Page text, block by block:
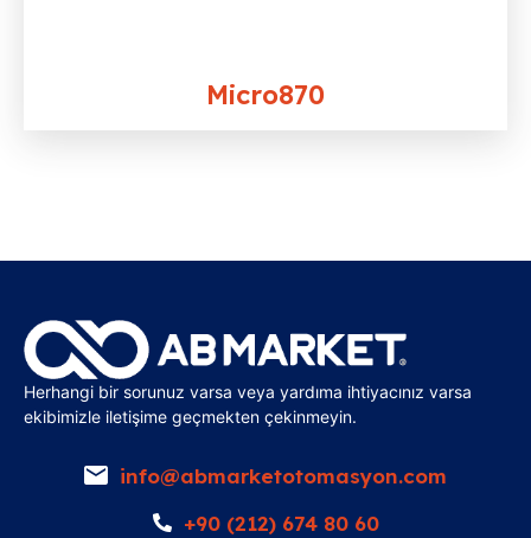
Micro870
Herhangi bir sorunuz varsa veya yardıma ihtiyacınız varsa
ekibimizle iletişime geçmekten çekinmeyin.
info@abmarketotomasyon.com
+90 (212) 674 80 60